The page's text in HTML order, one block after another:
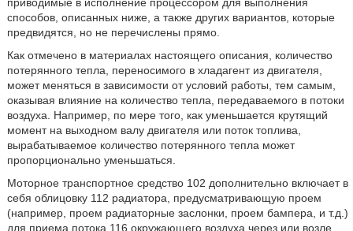
способов, описанных ниже, а также других вариантов, которые
предвидятся, но не перечислены прямо.
Как отмечено в материалах настоящего описания, количество
потерянного тепла, переносимого в хладагент из двигателя,
может меняться в зависимости от условий работы, тем самым,
оказывая влияние на количество тепла, передаваемого в потоки
воздуха. Например, по мере того, как уменьшается крутящий
момент на выходном валу двигателя или поток топлива,
вырабатываемое количество потерянного тепла может
пропорционально уменьшаться.
Моторное транспортное средство 102 дополнительно включает в
себя облицовку 112 радиатора, предусматривающую проем
(например, проем радиаторные заслонки, проем бампера, и т.д.)
для приема потока 116 окружающего воздуха через или возле